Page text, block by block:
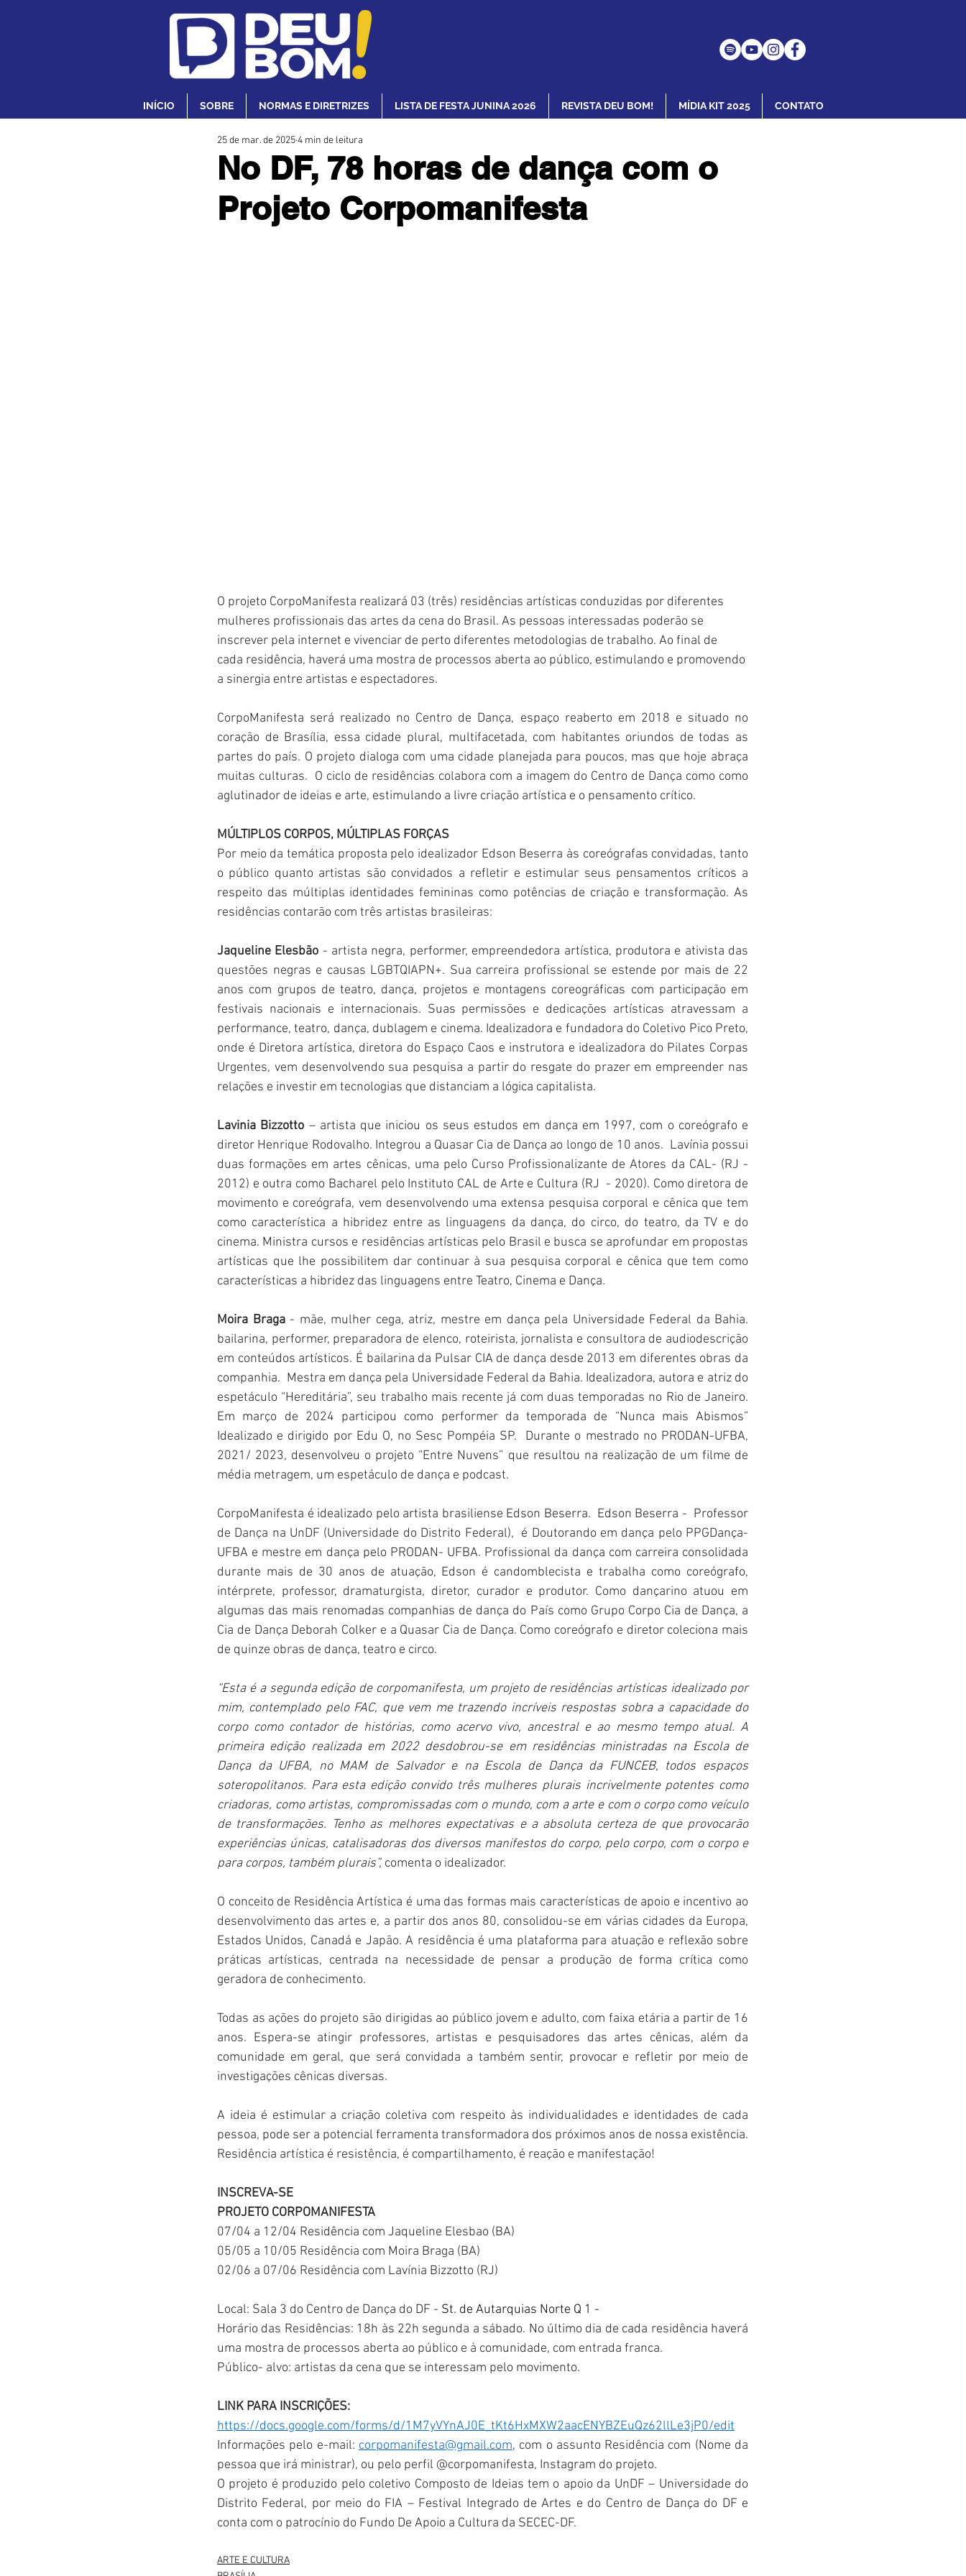
INÍCIO SOBRE NORMAS E DIRETRIZES LISTA DE FESTA JUNINA 2026 REVISTA DEU BOM! MÍDIA KIT 2025 CONTATO
No DF, 78 horas de dança com o
Projeto Corpomanifesta
25 de mar. de 20254 min de leitura
O projeto CorpoManifesta realizará 03 (três) residências artísticas conduzidas por diferentes
mulheres profissionais das artes da cena do Brasil. As pessoas interessadas poderão se
inscrever pela internet e vivenciar de perto diferentes metodologias de trabalho. Ao final de
cada residência, haverá uma mostra de processos aberta ao público, estimulando e promovendo
a sinergia entre artistas e espectadores.
CorpoManifesta será realizado no Centro de Dança, espaço reaberto em 2018 e situado no
coração de Brasília, essa cidade plural, multifacetada, com habitantes oriundos de todas as
partes do país. O projeto dialoga com uma cidade planejada para poucos, mas que hoje abraça
muitas culturas.  O ciclo de residências colabora com a imagem do Centro de Dança como como
aglutinador de ideias e arte, estimulando a livre criação artística e o pensamento crítico.
MÚLTIPLOS CORPOS, MÚLTIPLAS FORÇAS
Por meio da temática proposta pelo idealizador Edson Beserra às coreógrafas convidadas, tanto
o público quanto artistas são convidados a refletir e estimular seus pensamentos críticos a
respeito das múltiplas identidades femininas como potências de criação e transformação. As
residências contarão com três artistas brasileiras:
Jaqueline Elesbão - artista negra, performer, empreendedora artística, produtora e ativista das
questões negras e causas LGBTQIAPN+. Sua carreira profissional se estende por mais de 22
anos com grupos de teatro, dança, projetos e montagens coreográficas com participação em
festivais nacionais e internacionais. Suas permissões e dedicações artísticas atravessam a
performance, teatro, dança, dublagem e cinema. Idealizadora e fundadora do Coletivo Pico Preto,
onde é Diretora artística, diretora do Espaço Caos e instrutora e idealizadora do Pilates Corpas
Urgentes, vem desenvolvendo sua pesquisa a partir do resgate do prazer em empreender nas
relações e investir em tecnologias que distanciam a lógica capitalista.
Lavinia Bizzotto – artista que iniciou os seus estudos em dança em 1997, com o coreógrafo e
diretor Henrique Rodovalho. Integrou a Quasar Cia de Dança ao longo de 10 anos.  Lavínia possui
duas formações em artes cênicas, uma pelo Curso Profissionalizante de Atores da CAL- (RJ -
2012) e outra como Bacharel pelo Instituto CAL de Arte e Cultura (RJ  - 2020). Como diretora de
movimento e coreógrafa, vem desenvolvendo uma extensa pesquisa corporal e cênica que tem
como característica a hibridez entre as linguagens da dança, do circo, do teatro, da TV e do
cinema. Ministra cursos e residências artísticas pelo Brasil e busca se aprofundar em propostas
artísticas que lhe possibilitem dar continuar à sua pesquisa corporal e cênica que tem como
características a hibridez das linguagens entre Teatro, Cinema e Dança.
Moira Braga - mãe, mulher cega, atriz, mestre em dança pela Universidade Federal da Bahia.
bailarina, performer, preparadora de elenco, roteirista, jornalista e consultora de audiodescrição
em conteúdos artísticos. É bailarina da Pulsar CIA de dança desde 2013 em diferentes obras da
companhia.  Mestra em dança pela Universidade Federal da Bahia. Idealizadora, autora e atriz do
espetáculo “Hereditária”, seu trabalho mais recente já com duas temporadas no Rio de Janeiro.
Em março de 2024 participou como performer da temporada de “Nunca mais Abismos”
Idealizado e dirigido por Edu O, no Sesc Pompéia SP.  Durante o mestrado no PRODAN-UFBA,
2021/ 2023, desenvolveu o projeto “Entre Nuvens” que resultou na realização de um filme de
média metragem, um espetáculo de dança e podcast.
CorpoManifesta é idealizado pelo artista brasiliense Edson Beserra.  Edson Beserra -  Professor
de Dança na UnDF (Universidade do Distrito Federal),  é Doutorando em dança pelo PPGDança-
UFBA e mestre em dança pelo PRODAN- UFBA. Profissional da dança com carreira consolidada
durante mais de 30 anos de atuação, Edson é candomblecista e trabalha como coreógrafo,
intérprete, professor, dramaturgista, diretor, curador e produtor. Como dançarino atuou em
algumas das mais renomadas companhias de dança do País como Grupo Corpo Cia de Dança, a
Cia de Dança Deborah Colker e a Quasar Cia de Dança. Como coreógrafo e diretor coleciona mais
de quinze obras de dança, teatro e circo.
“Esta é a segunda edição de corpomanifesta, um projeto de residências artísticas idealizado por
mim, contemplado pelo FAC, que vem me trazendo incríveis respostas sobra a capacidade do
corpo como contador de histórias, como acervo vivo, ancestral e ao mesmo tempo atual. A
primeira edição realizada em 2022 desdobrou-se em residências ministradas na Escola de
Dança da UFBA, no MAM de Salvador e na Escola de Dança da FUNCEB, todos espaços
soteropolitanos. Para esta edição convido três mulheres plurais incrivelmente potentes como
criadoras, como artistas, compromissadas com o mundo, com a arte e com o corpo como veículo
de transformações. Tenho as melhores expectativas e a absoluta certeza de que provocarão
experiências únicas, catalisadoras dos diversos manifestos do corpo, pelo corpo, com o corpo e
para corpos, também plurais”, comenta o idealizador.
O conceito de Residência Artística é uma das formas mais características de apoio e incentivo ao
desenvolvimento das artes e, a partir dos anos 80, consolidou-se em várias cidades da Europa,
Estados Unidos, Canadá e Japão. A residência é uma plataforma para atuação e reflexão sobre
práticas artísticas, centrada na necessidade de pensar a produção de forma crítica como
geradora de conhecimento.
Todas as ações do projeto são dirigidas ao público jovem e adulto, com faixa etária a partir de 16
anos. Espera-se atingir professores, artistas e pesquisadores das artes cênicas, além da
comunidade em geral, que será convidada a também sentir, provocar e refletir por meio de
investigações cênicas diversas.
A ideia é estimular a criação coletiva com respeito às individualidades e identidades de cada
pessoa, pode ser a potencial ferramenta transformadora dos próximos anos de nossa existência.
Residência artística é resistência, é compartilhamento, é reação e manifestação!
INSCREVA-SE
PROJETO CORPOMANIFESTA
07/04 a 12/04 Residência com Jaqueline Elesbao (BA)
05/05 a 10/05 Residência com Moira Braga (BA)
02/06 a 07/06 Residência com Lavínia Bizzotto (RJ)
Local: Sala 3 do Centro de Dança do DF - St. de Autarquias Norte Q 1 -
Horário das Residências: 18h às 22h segunda a sábado. No último dia de cada residência haverá
uma mostra de processos aberta ao público e à comunidade, com entrada franca.
Público- alvo: artistas da cena que se interessam pelo movimento.
LINK PARA INSCRIÇÕES:
https://docs.google.com/forms/d/1M7yVYnAJ0E_tKt6HxMXW2aacENYBZEuQz62llLe3jP0/edit
Informações pelo e-mail: corpomanifesta@gmail.com, com o assunto Residência com (Nome da
pessoa que irá ministrar), ou pelo perfil @corpomanifesta, Instagram do projeto.
O projeto é produzido pelo coletivo Composto de Ideias tem o apoio da UnDF – Universidade do
Distrito Federal, por meio do FIA – Festival Integrado de Artes e do Centro de Dança do DF e
conta com o patrocínio do Fundo De Apoio a Cultura da SECEC-DF.
ARTE E CULTURA